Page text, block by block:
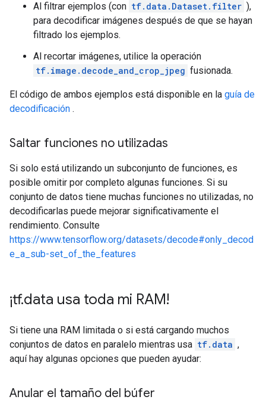
Al filtrar ejemplos (con tf.data.Dataset.filter ),
para decodificar imágenes después de que se hayan
filtrado los ejemplos.
Al recortar imágenes, utilice la operación
tf.image.decode_and_crop_jpeg fusionada.
El código de ambos ejemplos está disponible en la guía de
decodificación .
Saltar funciones no utilizadas
Si solo está utilizando un subconjunto de funciones, es
posible omitir por completo algunas funciones. Si su
conjunto de datos tiene muchas funciones no utilizadas, no
decodificarlas puede mejorar significativamente el
rendimiento. Consulte
https://www.tensorflow.org/datasets/decode#only_decod
e_a_sub-set_of_the_features
¡tf.data usa toda mi RAM!
Si tiene una RAM limitada o si está cargando muchos
conjuntos de datos en paralelo mientras usa tf.data ,
aquí hay algunas opciones que pueden ayudar:
Anular el tamaño del búfer